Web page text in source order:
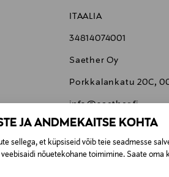
JA ANDMEKAITSE KOHTA
sellega, et küpsiseid võib teie seadmesse
nõuetekohane toimimine. Saate oma
ITAALIA
34814074001
Saether Oy
Porkkalankatu 20C,
info@saether.fi
Fenty Beauty,